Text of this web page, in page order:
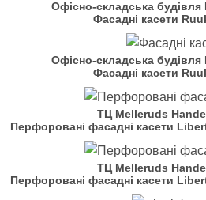
Офісно-складська
Фасадні касети
Офісно-складська
Фасадні касети
ТЦ Melleruds
Перфоровані фасадні касети
ТЦ Melleruds
Перфоровані фасадні касети